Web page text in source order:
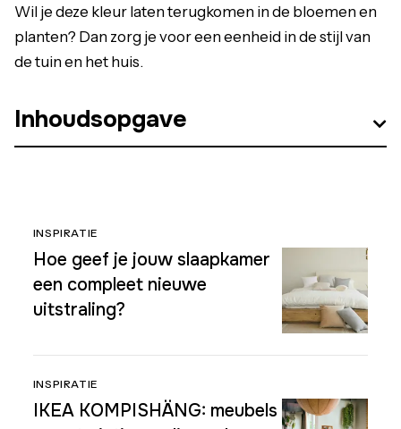
Wil je deze kleur laten terugkomen in de bloemen en
planten? Dan zorg je voor een eenheid in de stijl van
de tuin en het huis.
Inhoudsopgave
INSPIRATIE
Hoe geef je jouw slaapkamer
een compleet nieuwe
uitstraling?
INSPIRATIE
IKEA KOMPISHÄNG: meubels